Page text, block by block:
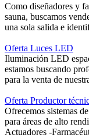
Como diseñadores y
sauna, buscamos
una sola salida e
Oferta Luces LED
Iluminación LED
estamos buscando
para la venta de
Oferta Productor
Ofrecemos sistemas
para áreas de alto
Actuadores -